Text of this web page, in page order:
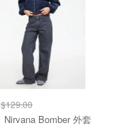
$129.00
Lioness Nirvana Bomber 外套